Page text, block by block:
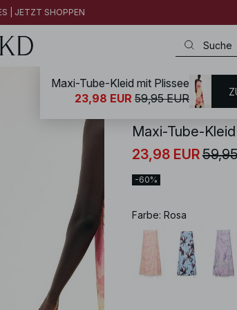
| JETZT SHOPPEN
NA-KD / Kleider /
Maxi-Tube-
23,98 EUR
-60%
Farbe: Rosa
Maxi-Tube-Kleid mit Plissee
23,98 EUR 59,95 EUR